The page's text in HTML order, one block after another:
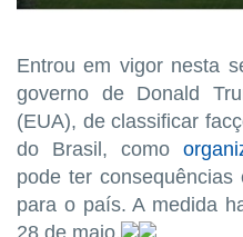
Entrou em vigor nesta
governo de Donald
(EUA), de classificar
do Brasil, como
pode ter
para o país. A medida